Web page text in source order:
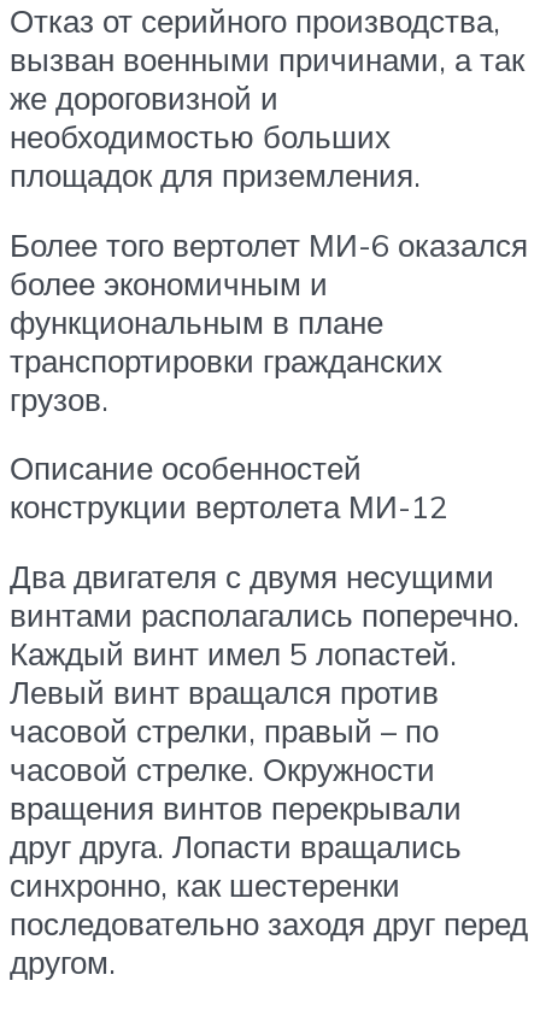
Отказ от серийного производства,
вызван военными причинами, а так
же дороговизной и
необходимостью больших
площадок для приземления.
Более того вертолет МИ-6 оказался
более экономичным и
функциональным в плане
транспортировки гражданских
грузов.
Описание особенностей
конструкции вертолета МИ-12
Два двигателя с двумя несущими
винтами располагались поперечно.
Каждый винт имел 5 лопастей.
Левый винт вращался против
часовой стрелки, правый – по
часовой стрелке. Окружности
вращения винтов перекрывали
друг друга. Лопасти вращались
синхронно, как шестеренки
последовательно заходя друг перед
другом.